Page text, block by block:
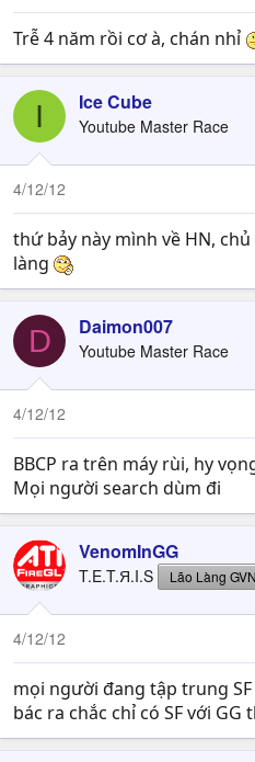
Trễ 4 năm rồi cơ à, chán nhỉ
I Ice Cube
Youtube Master Race
4/12/12
thứ bảy này mình về HN,
làng
D Daimon007
Youtube Master Race
4/12/12
BBCP ra trên máy rùi, hy
Mọi người search dùm đi
VenomInGG
T.E.T.Я.I.S Lão Làng GVN
4/12/12
mọi người đang tập trung
bác ra chắc chỉ có SF với GG